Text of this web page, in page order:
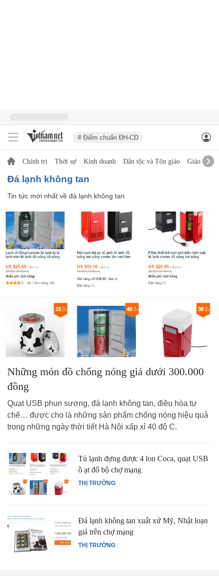
# Điểm chuẩn ĐH-CĐ
Chính trị Thời sự Kinh doanh Dân tộc và Tôn giáo Giáo dục
đá lạnh không tan
Tin tức mới nhất về đá lạnh không tan
Những món đồ chống nóng giá dưới 300.000
đồng
Quạt USB phun sương, đá lạnh không tan, điều hòa tự
chế… được cho là những sản phẩm chống nóng hiệu quả
trong những ngày thời tiết Hà Nội xấp xỉ 40 độ C.
THỊ TRƯỜNG
Tủ lạnh đựng được 4 lon Coca, quạt USB
ồ ạt đổ bộ chợ mạng
THỊ TRƯỜNG
Đá lạnh không tan xuất xứ Mỹ, Nhật loạn
giá trên chợ mạng